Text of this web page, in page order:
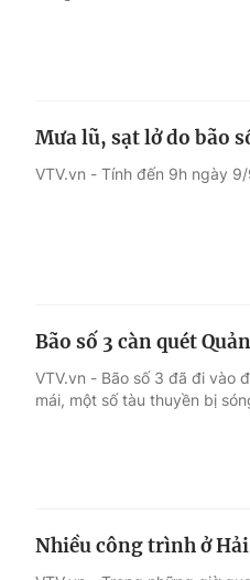
Mưa lũ, sạt lở do bão
VTV.vn - Tính đến 9h ngày
Bão số 3 càn quét
VTV.vn - Bão số 3 đã đi vào
mái, một số tàu thuyền bị
Nhiều công trình ở